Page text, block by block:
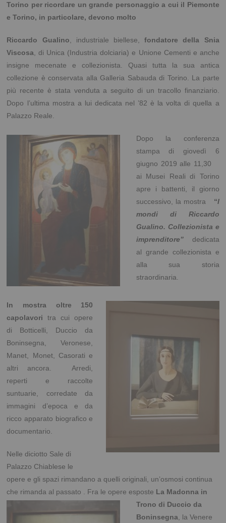
Torino per ricordare un grande personaggio a cui il Piemonte
e Torino, in particolare, devono molto
Riccardo Gualino, industriale biellese,fondatore della Snia
Viscosa, di Unica (Industria dolciaria) e Unione Cementi e anche
insigne mecenate e collezionista. Quasi tutta la sua antica
collezione è conservata alla Galleria Sabauda di Torino. La parte
più recente è stata venduta a seguito di un tracollo finanziario.
Dopo l’ultima mostra a lui dedicata nel ’82 è la volta di quella a
Palazzo Reale.
Dopo la conferenza
stampa di giovedì 6
giugno 2019 alle 11,30
ai Musei Reali di Torino
apre i battenti, il giorno
successivo, la mostra “I
mondi di Riccardo
Gualino. Collezionista e
imprenditore” dedicata
al grande collezionista e
alla sua storia
straordinaria.
In mostra oltre 150
capolavori tra cui opere
di Botticelli, Duccio da
Boninsegna, Veronese,
Manet, Monet, Casorati e
altri ancora. Arredi,
reperti e raccolte
suntuarie, corredate da
immagini d’epoca e da
ricco apparato biografico e
documentario.
Nelle diciotto Sale di
Palazzo Chiablese le
opere e gli spazi rimandano a quelli originali, un’osmosi continua
che rimanda al passato . Fra le opere esposte La Madonna in
Trono di Duccio da
Boninsegna , la Venere